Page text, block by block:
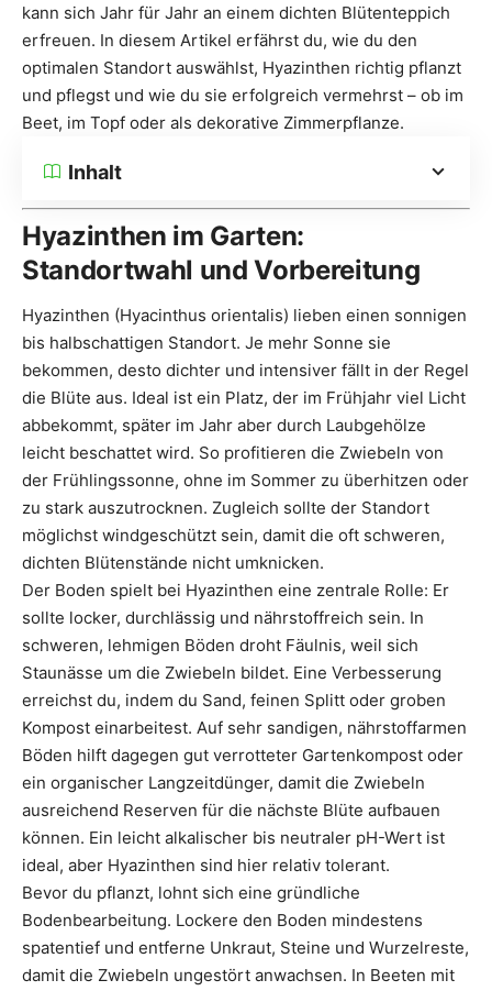
kann sich Jahr für Jahr an einem dichten Blütenteppich
erfreuen. In diesem Artikel erfährst du, wie du den
optimalen Standort auswählst, Hyazinthen richtig pflanzt
und pflegst und wie du sie erfolgreich vermehrst – ob im
Beet, im Topf oder als dekorative Zimmerpflanze.
Inhalt
Hyazinthen im Garten:
Standortwahl und Vorbereitung
Hyazinthen (Hyacinthus orientalis) lieben einen sonnigen
bis halbschattigen Standort. Je mehr Sonne sie
bekommen, desto dichter und intensiver fällt in der Regel
die Blüte aus. Ideal ist ein Platz, der im Frühjahr viel Licht
abbekommt, später im Jahr aber durch Laubgehölze
leicht beschattet wird. So profitieren die Zwiebeln von
der Frühlingssonne, ohne im Sommer zu überhitzen oder
zu stark auszutrocknen. Zugleich sollte der Standort
möglichst windgeschützt sein, damit die oft schweren,
dichten Blütenstände nicht umknicken.
Der Boden spielt bei Hyazinthen eine zentrale Rolle: Er
sollte locker, durchlässig und nährstoffreich sein. In
schweren, lehmigen Böden droht Fäulnis, weil sich
Staunässe um die Zwiebeln bildet. Eine Verbesserung
erreichst du, indem du Sand, feinen Splitt oder groben
Kompost einarbeitest. Auf sehr sandigen, nährstoffarmen
Böden hilft dagegen gut verrotteter Gartenkompost oder
ein organischer Langzeitdünger, damit die Zwiebeln
ausreichend Reserven für die nächste Blüte aufbauen
können. Ein leicht alkalischer bis neutraler pH-Wert ist
ideal, aber Hyazinthen sind hier relativ tolerant.
Bevor du pflanzt, lohnt sich eine gründliche
Bodenbearbeitung. Lockere den Boden mindestens
spatentief und entferne Unkraut, Steine und Wurzelreste,
damit die Zwiebeln ungestört anwachsen. In Beeten mit